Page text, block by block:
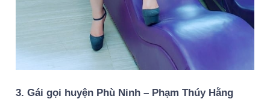
3. Gái gọi huyện Phù Ninh – Phạm Thúy Hằng